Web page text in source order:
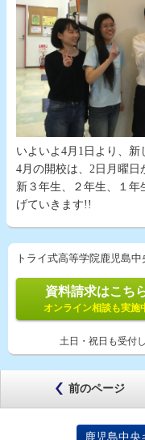
いよいよ4月1日より、新
4月の開校は、2日月曜日
新３年生、２年生、１
げていきます!!
トライ式高等学院鹿児島
資料請求はこち
オンライン相談も実施
土日・祝日も受付
前のページ
鹿児島中央